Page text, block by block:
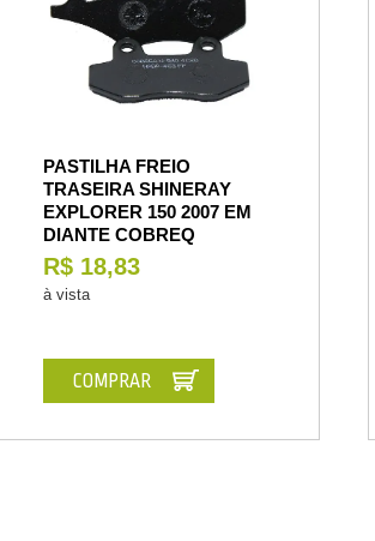
PASTILHA FREIO
TRASEIRA SHINERAY
EXPLORER 150 2007 EM
DIANTE COBREQ
R$ 18,83
à vista
COMPRAR